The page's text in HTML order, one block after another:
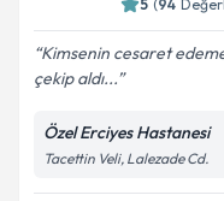
5 (94
Kimsenin cesaret
çekip aldı...
Özel Erciyes Hastanesi
Tacettin Veli, Lalezade Cd.